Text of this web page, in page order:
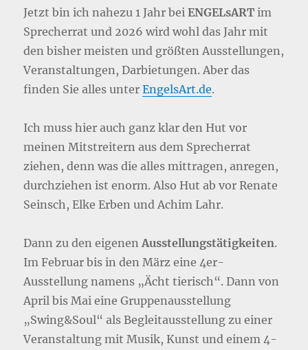
Jetzt bin ich nahezu 1 Jahr beiENGELsARTim
Sprecherrat und 2026 wird wohl das Jahr mit
den bisher meisten und größten Ausstellungen,
Veranstaltungen, Darbietungen. Aber das
finden Sie alles unterEngelsArt.de.
Ich muss hier auch ganz klar den Hut vor
meinen Mitstreitern aus dem Sprecherrat
ziehen, denn was die alles mittragen, anregen,
durchziehen ist enorm. Also Hut ab vor Renate
Seinsch, Elke Erben und Achim Lahr.
Dann zu den eigenen Ausstellungstätigkeiten.
Im Februar bis in den März eine 4er-
Ausstellung namens „Ächt tierisch“. Dann von
April bis Mai eine Gruppenausstellung
„Swing&Soul“ als Begleitausstellung zu einer
Veranstaltung mit Musik, Kunst und einem 4-